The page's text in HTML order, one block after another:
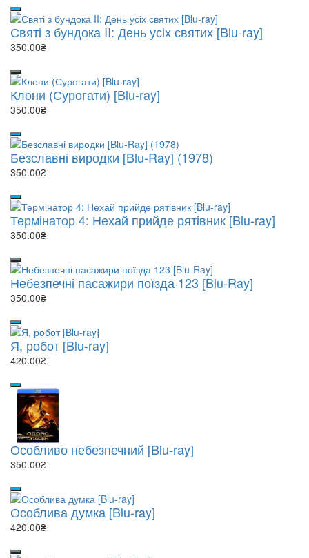
Святі з бундока II: День усіх святих [Blu-ray]
350.00₴
Клони (Сурогати) [Blu-ray]
350.00₴
Безславні виродки [Blu-Ray] (1978)
350.00₴
Термінатор 4: Нехай прийде рятівник [Blu-ray]
350.00₴
Небезпечні пасажири поїзда 123 [Blu-Ray]
350.00₴
Я, робот [Blu-ray]
420.00₴
Особливо небезпечний [Blu-ray]
350.00₴
Особлива думка [Blu-ray]
420.00₴